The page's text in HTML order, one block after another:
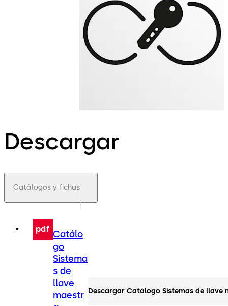
Descargar
Catálogos y fichas
pdf Catálo
go
Sistema
s de
llave
maestr Descargar Catálogo Sistemas de llave